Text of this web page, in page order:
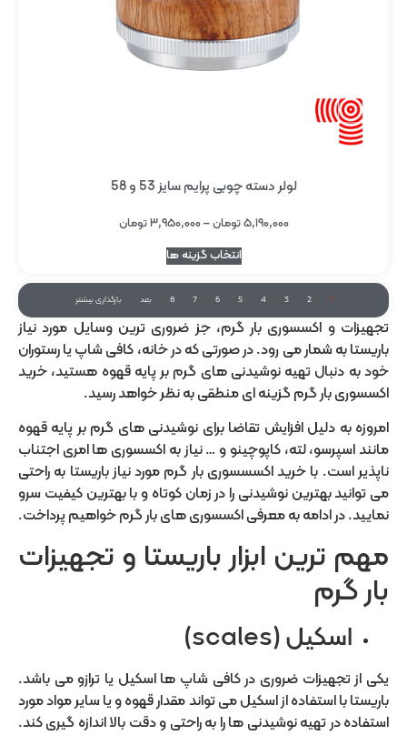
لولر دسته چوبی پرایم سایز 53 و 58
۵,۱۹۰,۰۰۰تومان–۳,۹۵۰,۰۰۰تومان
انتخاب گزینه ها
1
2
3
4
5
6
7
8 بعد بارگذاری بیشتر
تجهیزات و اکسسوری بار گرم، جز ضروری ترین وسایل مورد نیاز
باریستا به شمار می رود. در صورتی که در خانه، کافی شاپ یا رستوران
خود به دنبال تهیه نوشیدنی های گرم بر پایه قهوه هستید، خرید
اکسسوری بار گرم گزینه ای منطقی به نظر خواهد رسید.
امروزه به دلیل افزایش تقاضا برای نوشیدنی های گرم بر پایه قهوه
مانند اسپرسو، لته، کاپوچینو و … نیاز به اکسسوری ها امری اجتناب
ناپذیر است. با خرید اکسسسوری بار گرم مورد نیاز باریستا به راحتی
می توانید بهترین نوشیدنی را در زمان کوتاه و با بهترین کیفیت سرو
نمایید. در ادامه به معرفی اکسسوری های بار گرم خواهیم پرداخت.
مهم ترین ابزار باریستا و تجهیزات
بار گرم
اسکیل (scales)
یکی از تجهیزات ضروری در کافی شاپ ها اسکیل یا ترازو می باشد.
باریستا با استفاده از اسکیل می تواند مقدار قهوه و یا سایر مواد مورد
استفاده در تهیه نوشیدنی ها را به راحتی و دقت بالا اندازه گیری کند.